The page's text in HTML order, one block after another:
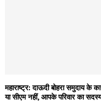
महाराष्ट्र: दाऊदी बोहरा समुदाय के
या सीएम नहीं, आपके परिवार का